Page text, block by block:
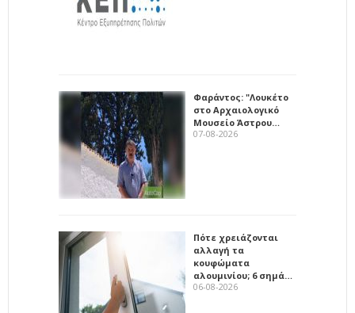
Φαράντος: "Λουκέτο
στο Αρχαιολογικό
Μουσείο Άστρου…
07-08-2026
Πότε χρειάζονται
αλλαγή τα
κουφώματα
αλουμινίου; 6 σημά…
06-08-2026